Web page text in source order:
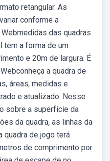
retangular. As
conforme a
das quadras
tem a forma de um
e 20m de largura. É
a quadra de
áreas, medidas e
e atualizado. Nesse
sobre a superfície da
da quadra, as linhas da
quadra de jogo terá
de comprimento por